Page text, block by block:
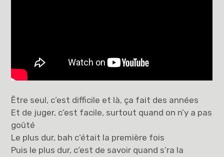
Être seul, c’est difficile et là, ça fait des années
Et de juger, c’est facile, surtout quand on n’y a pas
goûté
Le plus dur, bah c’était la première fois
Puis le plus dur, c’est de savoir quand s’ra la